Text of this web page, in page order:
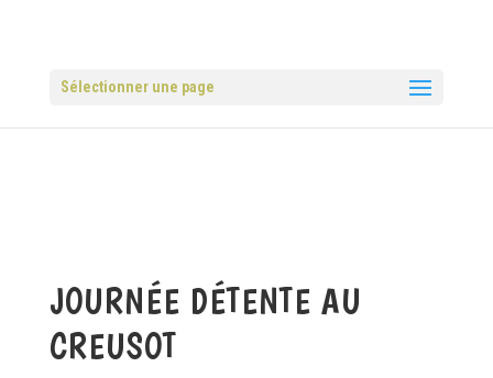
Sélectionner une page
JOURNÉE DÉTENTE AU
CREUSOT